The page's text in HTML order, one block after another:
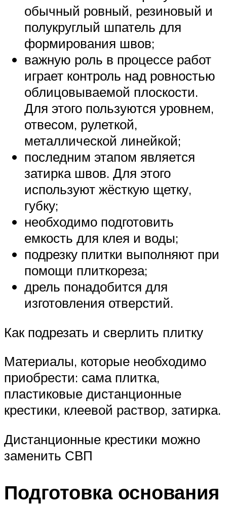
обычный ровный, резиновый и
полукруглый шпатель для
формирования швов;
важную роль в процессе работ
играет контроль над ровностью
облицовываемой плоскости.
Для этого пользуются уровнем,
отвесом, рулеткой,
металлической линейкой;
последним этапом является
затирка швов. Для этого
используют жёсткую щетку,
губку;
необходимо подготовить
емкость для клея и воды;
подрезку плитки выполняют при
помощи плиткореза;
дрель понадобится для
изготовления отверстий.
Как подрезать и сверлить плитку
Материалы, которые необходимо
приобрести: сама плитка,
пластиковые дистанционные
крестики, клеевой раствор, затирка.
Дистанционные крестики можно
заменить СВП
Подготовка основания